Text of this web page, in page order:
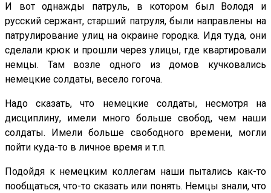
И вот однажды патруль, в котором был Володя и
русский сержант, старший патруля, были направлены на
патрулирование улиц на окраине городка. Идя туда, они
сделали крюк и прошли через улицы, где квартировали
немцы. Там возле одного из домов кучковались
немецкие солдаты, весело гогоча.
Надо сказать, что немецкие солдаты, несмотря на
дисциплину, имели много больше свобод, чем наши
солдаты. Имели больше свободного времени, могли
пойти куда-то в личное время и т.п.
Подойдя к немецким коллегам наши пытались как-то
пообщаться, что-то сказать или понять. Немцы знали, что